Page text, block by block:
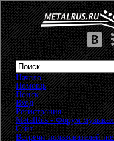
Начало
Помощь
Поиск
Вход
Регистрация
MetalRus - Форум
Сайт»
Встречи пользователей